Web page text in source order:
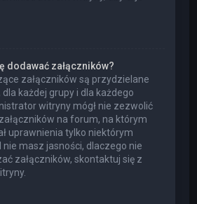
dodawać załączników?
załączników są przydzielane
każdej grupy i dla każdego
witryny mógł nie zezwolić
na forum, na którym
uprawnienia tylko niektórym
masz jasności, dlaczego nie
załączników, skontaktuj się z